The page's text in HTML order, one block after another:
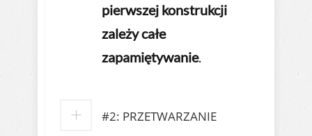
pierwszej konstrukcji
zależy całe
zapamiętywanie.
#2: PRZETWARZANIE